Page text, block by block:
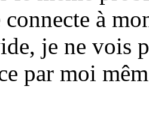
connecte à
je ne vois
par moi